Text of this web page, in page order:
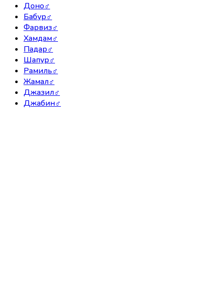
Доно♂
Бабур♂
Фарвиз♂
Хамдам♂
Падар♂
Шапур♂
Рамиль♂
Жамал♂
Джазил♂
Джабин♂